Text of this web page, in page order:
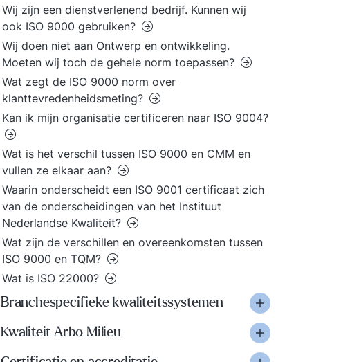
Wij zijn een dienstverlenend bedrijf. Kunnen wij
ook ISO 9000 gebruiken?
Wij doen niet aan Ontwerp en ontwikkeling.
Moeten wij toch de gehele norm toepassen?
Wat zegt de ISO 9000 norm over
klanttevredenheidsmeting?
Kan ik mijn organisatie certificeren naar ISO 9004?
Wat is het verschil tussen ISO 9000 en CMM en
vullen ze elkaar aan?
Waarin onderscheidt een ISO 9001 certificaat zich
van de onderscheidingen van het Instituut
Nederlandse Kwaliteit?
Wat zijn de verschillen en overeenkomsten tussen
ISO 9000 en TQM?
Wat is ISO 22000?
Branchespecifieke kwaliteitssystemen
Kwaliteit Arbo Milieu